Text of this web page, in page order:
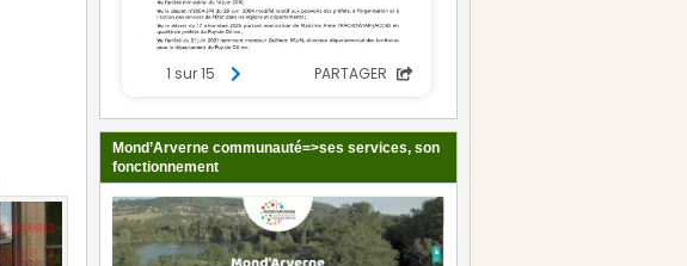
Mond’Arverne communauté=>ses services, son
fonctionnement